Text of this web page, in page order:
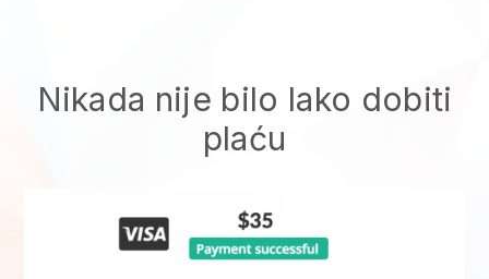
Nikada nije bilo lako dobiti
plaću